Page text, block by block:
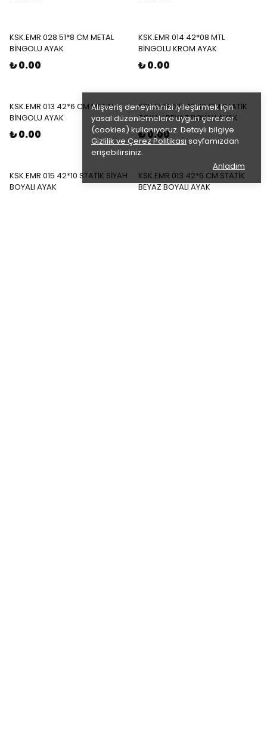
Alışveriş deneyiminizi iyileştirmek için
yasal düzenlemelere uygun çerezler
(cookies) kullanıyoruz. Detaylı bilgiye
Gizlilik ve Çerez Politikası sayfamızdan
erişebilirsiniz.
Anladım
KSK.EMR 028 51*8 CM METAL
BİNGOLU AYAK
₺ 0.00
KSK.EMR 014 42*08 MTL
BİNGOLU KROM AYAK
₺ 0.00
KSK.EMR 013 42*6 CM METAL
BİNGOLU AYAK
₺ 0.00
KSK.EMR 015 42*10 CM STATİK
BOYALI BEYAZ BOYALI AYAK
₺ 0.00
KSK.EMR 015 42*10 STATİK SİYAH
BOYALI AYAK
KSK.EMR 013 42*6 CM STATİK
BEYAZ BOYALI AYAK